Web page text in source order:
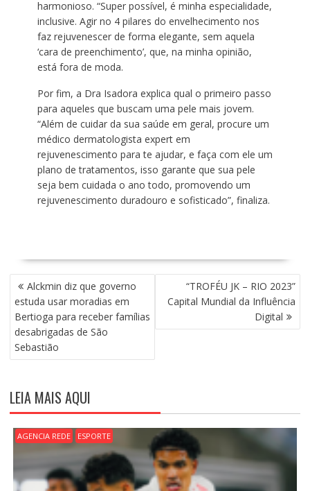
harmonioso. “Super possível, é minha especialidade,
inclusive. Agir no 4 pilares do envelhecimento nos
faz rejuvenescer de forma elegante, sem aquela
‘cara de preenchimento’, que, na minha opinião,
está fora de moda.
Por fim, a Dra Isadora explica qual o primeiro passo
para aqueles que buscam uma pele mais jovem.
“Além de cuidar da sua saúde em geral, procure um
médico dermatologista expert em
rejuvenescimento para te ajudar, e faça com ele um
plano de tratamentos, isso garante que sua pele
seja bem cuidada o ano todo, promovendo um
rejuvenescimento duradouro e sofisticado”, finaliza.
N
A
V
G
A
Ã
O
D
E
P
S
Alckmin diz que governo
estuda usar moradias em
Bertioga para receber famílias
desabrigadas de São
Sebastião
“TROFÉU JK – RIO 2023”
Capital Mundial da Influência
Digital
LEIA MAIS AQUI
AGENCIA REDE ESPORTE